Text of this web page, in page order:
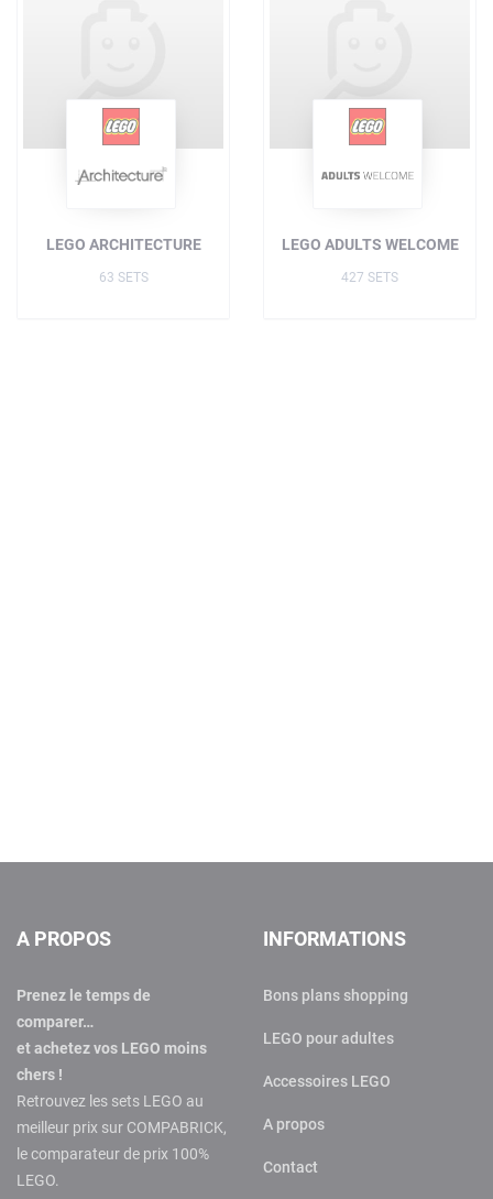
LEGO ARCHITECTURE
63 SETS
LEGO ADULTS WELCOME
427 SETS
A PROPOS
Prenez le temps de
comparer…
et achetez vos LEGO moins
chers !
Retrouvez les sets LEGO au
meilleur prix sur COMPABRICK,
le comparateur de prix 100%
LEGO.
INFORMATIONS
Bons plans shopping
LEGO pour adultes
Accessoires LEGO
A propos
Contact